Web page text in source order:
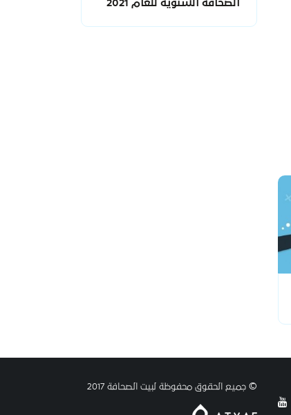
الصحافة السنوية للعام 2021
© جميع الحقوق محفوظة لبيت الصحافة 2017